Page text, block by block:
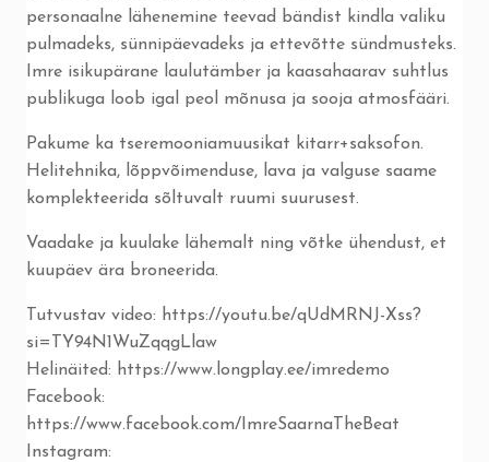
personaalne lähenemine teevad bändist kindla valiku
pulmadeks, sünnipäevadeks ja ettevõtte sündmusteks.
Imre isikupärane laulutämber ja kaasahaarav suhtlus
publikuga loob igal peol mõnusa ja sooja atmosfääri.
Pakume ka tseremooniamuusikat kitarr+saksofon.
Helitehnika, lõppvõimenduse, lava ja valguse saame
komplekteerida sõltuvalt ruumi suurusest.
Vaadake ja kuulake lähemalt ning võtke ühendust, et
kuupäev ära broneerida.
Tutvustav video: https://youtu.be/qUdMRNJ-Xss?
si=TY94N1WuZqqgLlaw
Helinäited: https://www.longplay.ee/imredemo
Facebook:
https://www.facebook.com/ImreSaarnaTheBeat
Instagram: